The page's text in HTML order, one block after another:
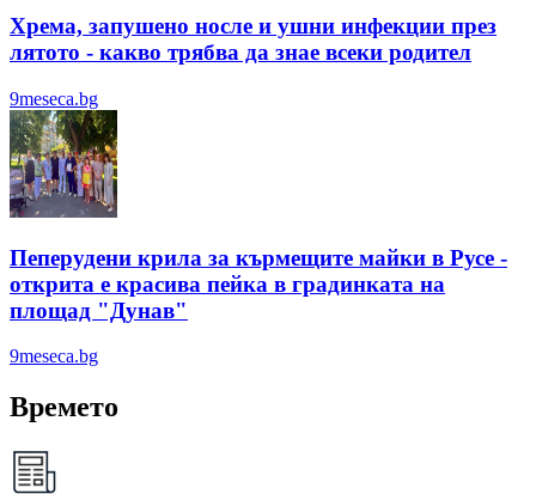
Хрема, запушено носле и ушни инфекции през
лятотo - какво трябва да знае всеки родител
9meseca.bg
Пеперудени крила за кърмещите майки в Русе -
открита е красива пейка в градинката на
площад "Дунав"
9meseca.bg
Времето